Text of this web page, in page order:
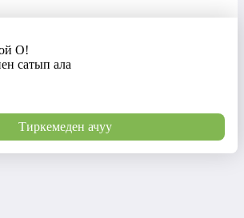
О!
сатып ала
Тиркемеден ачуу